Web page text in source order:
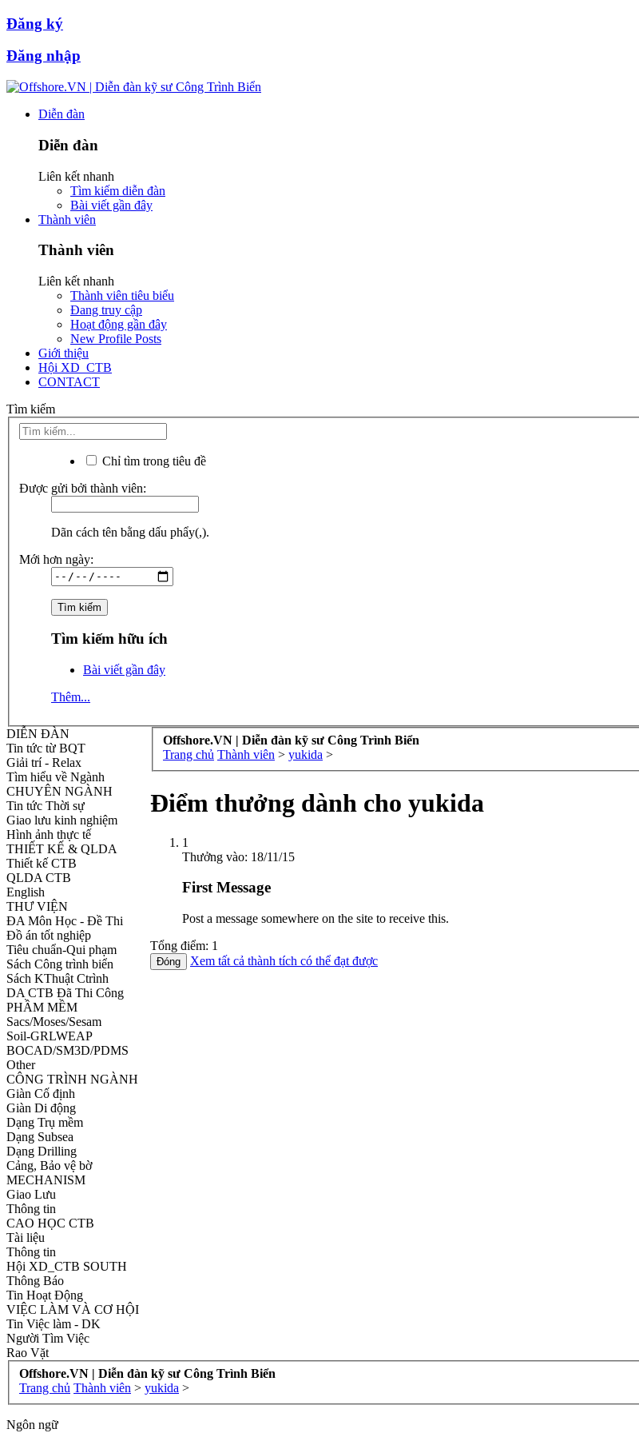
Đăng ký
Đăng nhập
Diễn đàn
Diễn đàn
Liên kết nhanh
Tìm kiếm diễn đàn
Bài viết gần đây
Thành viên
Thành viên
Liên kết nhanh
Thành viên tiêu biểu
Đang truy cập
Hoạt động gần đây
New Profile Posts
Giới thiệu
Hội XD_CTB
CONTACT
Tìm kiếm
Chỉ tìm trong tiêu đề
Được gửi bởi thành viên:
Dãn cách tên bằng dấu phẩy(,).
Mới hơn ngày:
Tìm kiếm hữu ích
Bài viết gần đây
Thêm...
DIỄN ĐÀN
Tin tức từ BQT
Giải trí - Relax
Tìm hiểu về Ngành
CHUYÊN NGÀNH
Tin tức Thời sự
Giao lưu kinh nghiệm
Hình ảnh thực tế
THIẾT KẾ & QLDA
Thiết kế CTB
QLDA CTB
English
THƯ VIỆN
ĐA Môn Học - Đề Thi
Đồ án tốt nghiệp
Tiêu chuẩn-Qui phạm
Sách Công trình biển
Sách KThuật Ctrình
DA CTB Đã Thi Công
PHẦM MỀM
Sacs/Moses/Sesam
Soil-GRLWEAP
BOCAD/SM3D/PDMS
Other
CÔNG TRÌNH NGÀNH
Giàn Cố định
Giàn Di động
Dạng Trụ mềm
Dạng Subsea
Dạng Drilling
Cảng, Bảo vệ bờ
MECHANISM
Giao Lưu
Thông tin
CAO HỌC CTB
Tài liệu
Thông tin
Hội XD_CTB SOUTH
Thông Báo
Tin Hoạt Động
VIỆC LÀM VÀ CƠ HỘI
Tin Việc làm - DK
Người Tìm Việc
Rao Vặt
Offshore.VN | Diễn đàn kỹ sư Công Trình Biển
Trang chủ Thành viên > yukida >
Điểm thưởng dành cho yukida
1
Thưởng vào: 18/11/15
First Message
Post a message somewhere on the site to receive this.
Tổng điểm: 1
Xem tất cả thành tích có thể đạt được
Offshore.VN | Diễn đàn kỹ sư Công Trình Biển
Trang chủ Thành viên > yukida >
Ngôn ngữ